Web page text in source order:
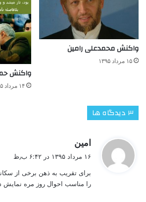
واکنش محمدعلی رامین
۱۵ مرداد ۱۳۹۵
واکنش
۱۴ مرداد ۱۳۹۵
‫۳ دیدگاه ها
امین
:
۱۶ مرداد ۱۳۹۵ در ۶:۴۲ ب٫ظ
برای تقریب به ذهن برخی از
را مناسب احوال روز مره نمایش